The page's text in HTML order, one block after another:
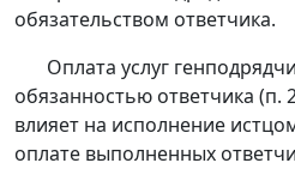
обязательством ответчика.
Оплата услуг
обязанностью ответчика (п.
влияет на исполнение
оплате выполненных